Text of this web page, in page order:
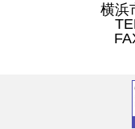
横浜